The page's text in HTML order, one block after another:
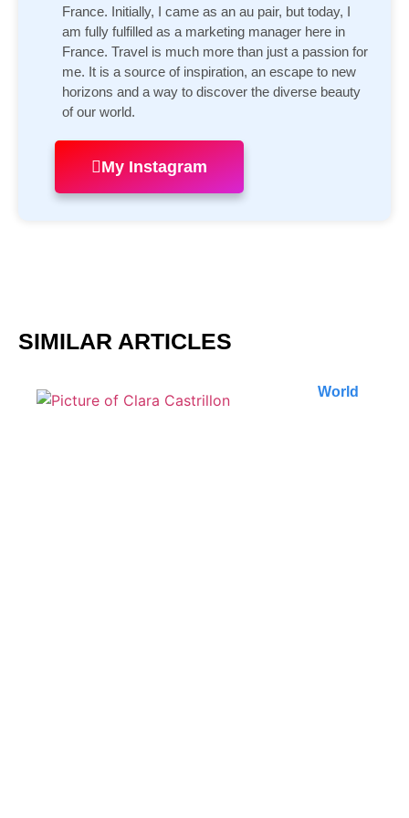
France. Initially, I came as an au pair, but today, I
am fully fulfilled as a marketing manager here in
France. Travel is much more than just a passion for
me. It is a source of inspiration, an escape to new
horizons and a way to discover the diverse beauty
of our world.
My Instagram
SIMILAR ARTICLES
World